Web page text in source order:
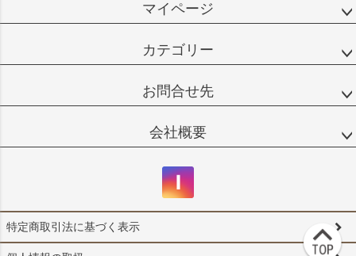
マイページ
カテゴリー
お問合せ先
会社概要
特定商取引法に基づく表示